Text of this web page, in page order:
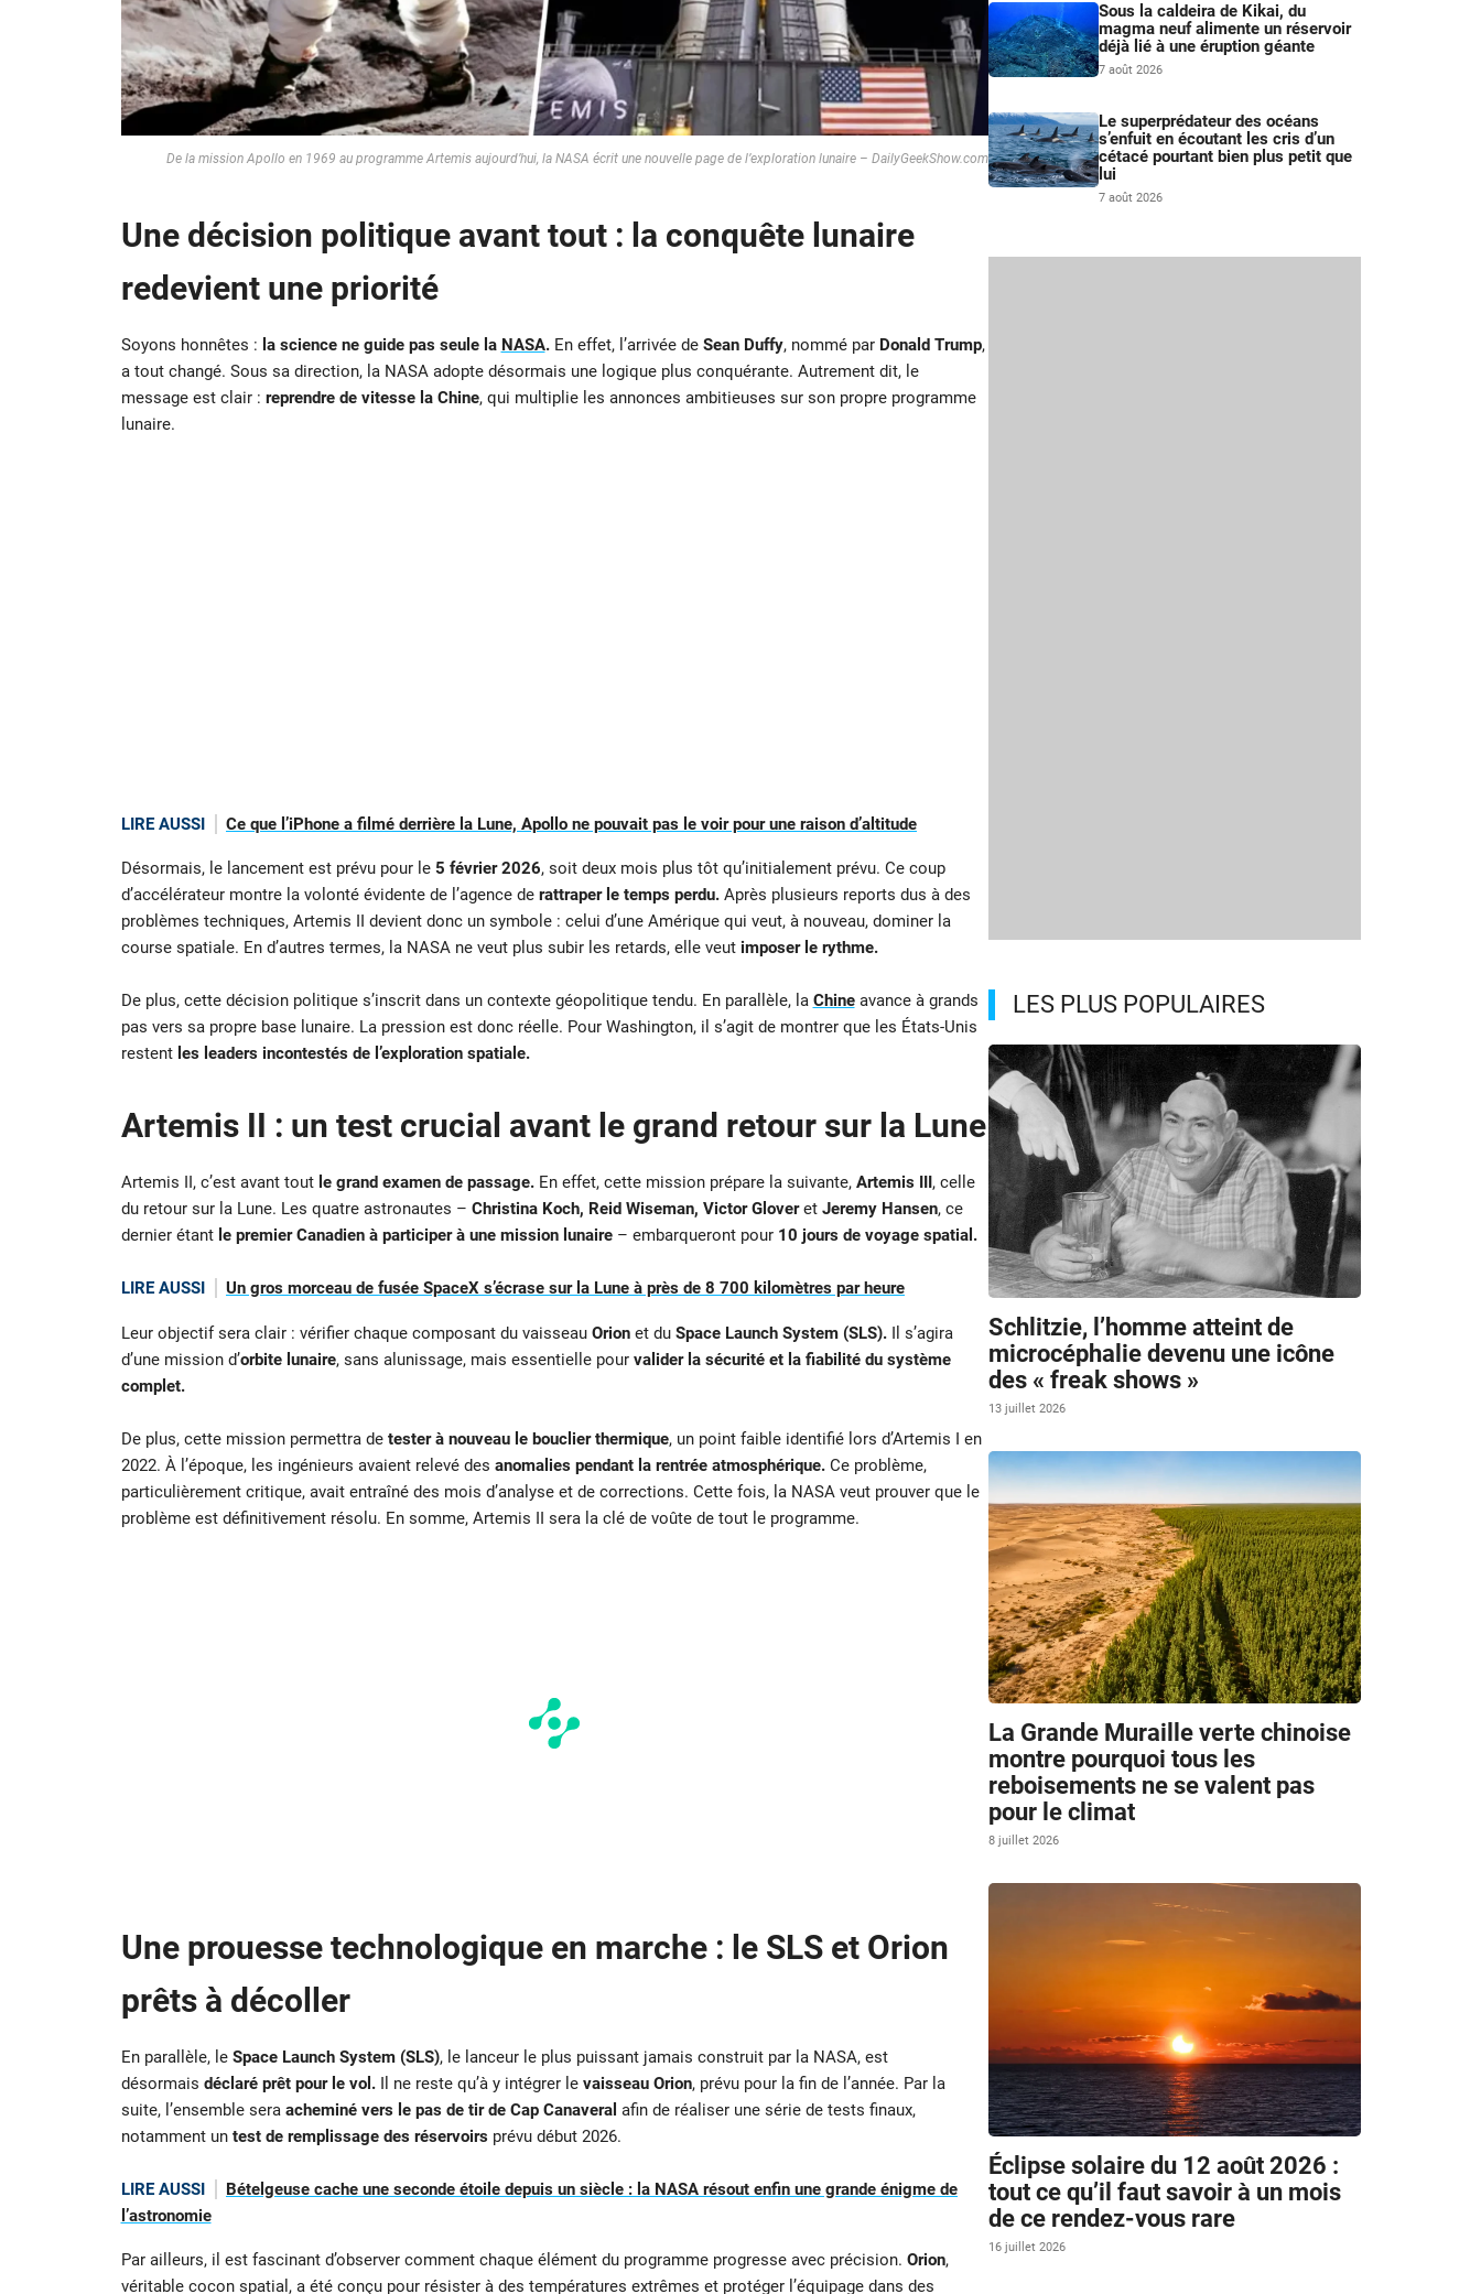
De la mission Apollo en 1969 au programme Artemis aujourd’hui, la NASA écrit une nouvelle page de l’exploration lunaire – DailyGeekShow.com
Une décision politique avant tout : la conquête lunaire
redevient une priorité
Soyons honnêtes : la science ne guide pas seule la NASA.En effet, l’arrivée de Sean Duffy, nommé par Donald Trump,
a tout changé. Sous sa direction, la NASA adopte désormais une logique plus conquérante. Autrement dit, le
message est clair : reprendre de vitesse la Chine, qui multiplie les annonces ambitieuses sur son propre programme
lunaire.
LIRE AUSSI Ce que l’iPhone a filmé derrière la Lune, Apollo ne pouvait pas le voir pour une raison d’altitude
Désormais, le lancement est prévu pour le 5 février 2026, soit deux mois plus tôt qu’initialement prévu. Ce coup
d’accélérateur montre la volonté évidente de l’agence de rattraper le temps perdu.Après plusieurs reports dus à des
problèmes techniques, Artemis II devient donc un symbole : celui d’une Amérique qui veut, à nouveau, dominer la
course spatiale. En d’autres termes, la NASA ne veut plus subir les retards, elle veut imposer le rythme.
De plus, cette décision politique s’inscrit dans un contexte géopolitique tendu. En parallèle, la Chineavance à grands
pas vers sa propre base lunaire. La pression est donc réelle. Pour Washington, il s’agit de montrer que les États-Unis
restent les leaders incontestés de l’exploration spatiale.
Artemis II : un test crucial avant le grand retour sur la Lune
Artemis II, c’est avant tout le grand examen de passage.En effet, cette mission prépare la suivante, Artemis III, celle
du retour sur la Lune. Les quatre astronautes – Christina Koch, Reid Wiseman, Victor Gloveret Jeremy Hansen, ce
dernier étant le premier Canadien à participer à une mission lunaire– embarqueront pour 10 jours de voyage spatial.
LIRE AUSSI Un gros morceau de fusée SpaceX s’écrase sur la Lune à près de 8 700 kilomètres par heure
Leur objectif sera clair : vérifier chaque composant du vaisseau Orionet du Space Launch System (SLS).Il s’agira
d’une mission d’orbite lunaire, sans alunissage, mais essentielle pour valider la sécurité et la fiabilité du système
complet.
De plus, cette mission permettra de tester à nouveau le bouclier thermique, un point faible identifié lors d’Artemis I en
2022. À l’époque, les ingénieurs avaient relevé des anomalies pendant la rentrée atmosphérique.Ce problème,
particulièrement critique, avait entraîné des mois d’analyse et de corrections. Cette fois, la NASA veut prouver que le
problème est définitivement résolu. En somme, Artemis II sera la clé de voûte de tout le programme.
Une prouesse technologique en marche : le SLS et Orion
prêts à décoller
En parallèle, le Space Launch System (SLS), le lanceur le plus puissant jamais construit par la NASA, est
désormais déclaré prêt pour le vol.Il ne reste qu’à y intégrer le vaisseau Orion, prévu pour la fin de l’année. Par la
suite, l’ensemble sera acheminé vers le pas de tir de Cap Canaveral afin de réaliser une série de tests finaux,
notamment un test de remplissage des réservoirsprévu début 2026.
LIRE AUSSI
Bételgeuse cache une seconde étoile depuis un siècle : la NASA résout enfin une grande énigme de
l’astronomie
Par ailleurs, il est fascinant d’observer comment chaque élément du programme progresse avec précision. Orion,
véritable cocon spatial, a été conçu pour résister à des températures extrêmes et protéger l’équipage dans des
Sous la caldeira de Kikai, du
magma neuf alimente un réservoir
déjà lié à une éruption géante
7 août 2026
Le superprédateur des océans
s’enfuit en écoutant les cris d’un
cétacé pourtant bien plus petit que
lui
7 août 2026
LES PLUS POPULAIRES
Schlitzie, l’homme atteint de
microcéphalie devenu une icône
des « freak shows »
13 juillet 2026
La Grande Muraille verte chinoise
montre pourquoi tous les
reboisements ne se valent pas
pour le climat
8 juillet 2026
Éclipse solaire du 12 août 2026 :
tout ce qu’il faut savoir à un mois
de ce rendez-vous rare
16 juillet 2026